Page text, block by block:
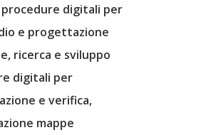
procedure digitali per
e progettazione
ricerca e sviluppo
digitali per
e verifica,
mappe